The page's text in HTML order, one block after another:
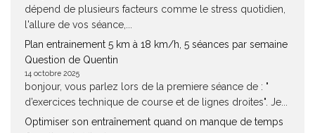
dépend de plusieurs facteurs comme le stress quotidien,
l'allure de vos séance,...
Plan entrainement 5 km à 18 km/h, 5 séances par semaine
Question de Quentin
14 octobre 2025
bonjour, vous parlez lors de la premiere séance de : "
d’exercices technique de course et de lignes droites". Je...
Optimiser son entraînement quand on manque de temps